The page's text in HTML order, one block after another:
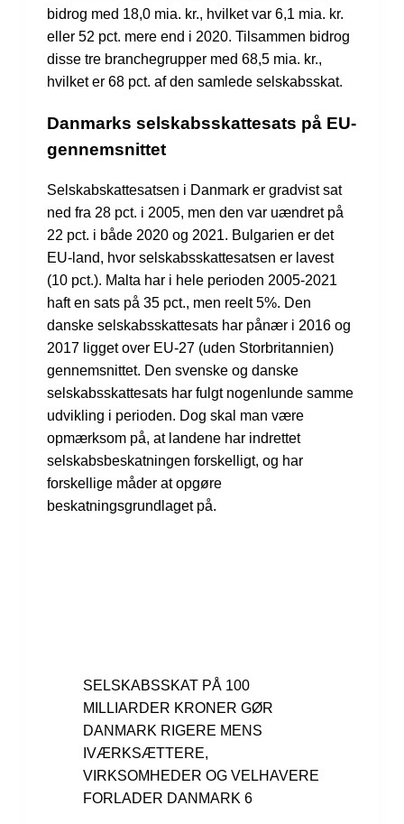
bidrog med 18,0 mia. kr., hvilket var 6,1 mia. kr.
eller 52 pct. mere end i 2020. Tilsammen bidrog
disse tre branchegrupper med 68,5 mia. kr.,
hvilket er 68 pct. af den samlede selskabsskat.
Danmarks selskabsskattesats på EU-
gennemsnittet
Selskabskattesatsen i Danmark er gradvist sat
ned fra 28 pct. i 2005, men den var uændret på
22 pct. i både 2020 og 2021. Bulgarien er det
EU-land, hvor selskabsskattesatsen er lavest
(10 pct.). Malta har i hele perioden 2005-2021
haft en sats på 35 pct., men reelt 5%. Den
danske selskabsskattesats har pånær i 2016 og
2017 ligget over EU-27 (uden Storbritannien)
gennemsnittet. Den svenske og danske
selskabsskattesats har fulgt nogenlunde samme
udvikling i perioden. Dog skal man være
opmærksom på, at landene har indrettet
selskabsbeskatningen forskelligt, og har
forskellige måder at opgøre
beskatningsgrundlaget på.
SELSKABS­SKAT PÅ 100
MILLIARDER KRONER GØR
DANMARK RIGERE MENS
IVÆRKSÆTTERE,
VIRKSOMHEDER OG VELHAVERE
FORLADER DANMARK 6